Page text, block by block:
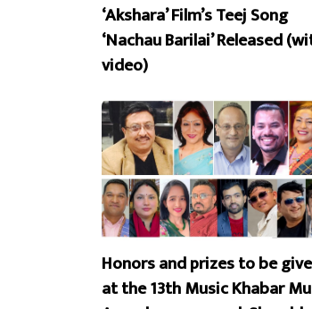
‘Akshara’ Film’s Teej Song
‘Nachau Barilai’ Released
video)
Honors and prizes to be
at the 13th Music Khabar